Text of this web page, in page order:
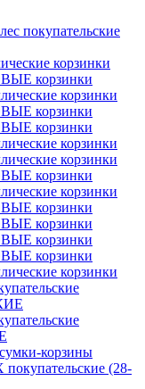
покупательские
корзинки
корзинки
корзинки
корзинки
корзинки
корзинки
корзинки
корзинки
корзинки
корзинки
корзинки
корзинки
корзинки
корзинки
корзины
(28-